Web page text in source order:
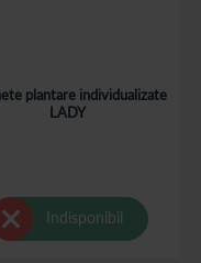
unei perechi de
plantare individualizate
LADY
Indisponibil